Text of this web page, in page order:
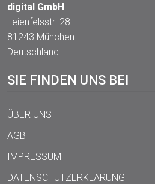
digital GmbH
Leienfelsstr. 28
81243 München
Deutschland
SIE FINDEN UNS BEI
ÜBER UNS
AGB
IMPRESSUM
DATENSCHUTZERKLÄRUNG